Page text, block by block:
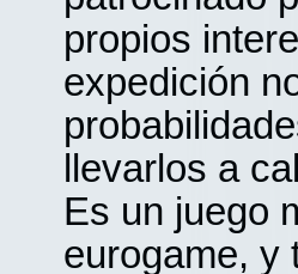
propios
expedición
llevarlos a
Es un juego
eurogame, y